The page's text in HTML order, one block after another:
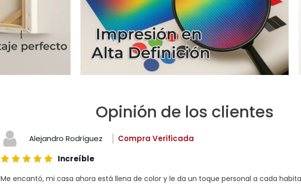
Opinión de los clientes
Alejandro Rodríguez
Compra Verificada
Increíble
Me encantó, mi casa ahora está llena de color y le da un toque personal a cada